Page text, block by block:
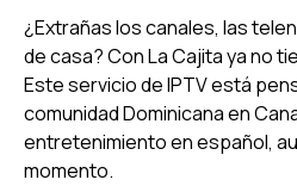
¿Extrañas los canales, las
de casa? Con La Cajita ya no
Este servicio de IPTV está
comunidad Dominicana en
entretenimiento en español,
momento.